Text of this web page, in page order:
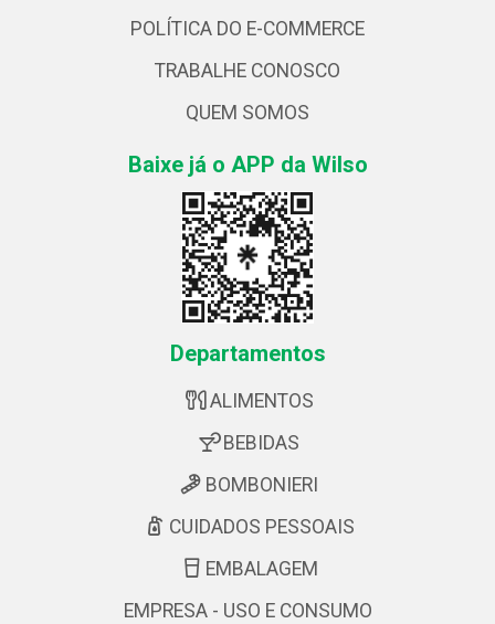
POLÍTICA DO E-COMMERCE
TRABALHE CONOSCO
QUEM SOMOS
Baixe já o APP da Wilso
Departamentos
ALIMENTOS
BEBIDAS
BOMBONIERI
CUIDADOS PESSOAIS
EMBALAGEM
EMPRESA - USO E CONSUMO